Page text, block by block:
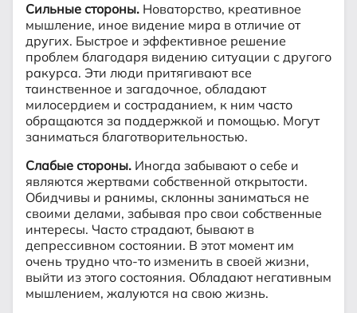
Сильные стороны. Новаторство, креативное
мышление, иное видение мира в отличие от
других. Быстрое и эффективное решение
проблем благодаря видению ситуации с другого
ракурса. Эти люди притягивают все
таинственное и загадочное, обладают
милосердием и состраданием, к ним часто
обращаются за поддержкой и помощью. Могут
заниматься благотворительностью.
Слабые стороны. Иногда забывают о себе и
являются жертвами собственной открытости.
Обидчивы и ранимы, склонны заниматься не
своими делами, забывая про свои собственные
интересы. Часто страдают, бывают в
депрессивном состоянии. В этот момент им
очень трудно что-то изменить в своей жизни,
выйти из этого состояния. Обладают негативным
мышлением, жалуются на свою жизнь.